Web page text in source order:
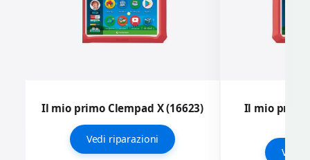
Il mio primo Clempad X (16623)
Vedi riparazioni
Il mio primo
Vedi